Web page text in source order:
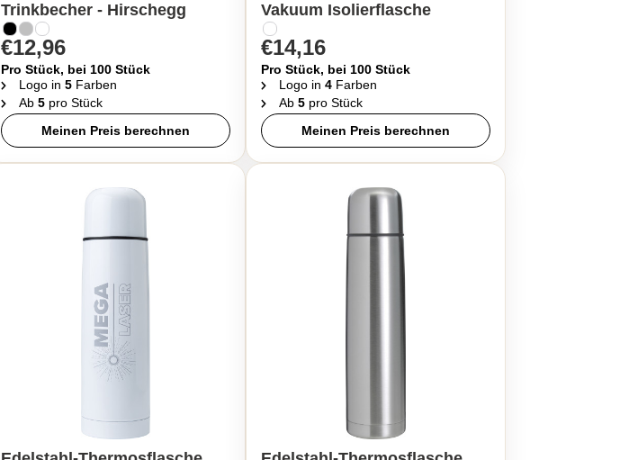
Trinkbecher - Hirschegg
€12,96
Pro Stück, bei 100 Stück
Logo in 5Farben
Ab 5pro Stück
Meinen Preis berechnen
Vakuum Isolierflasche
€14,16
Pro Stück, bei 100 Stück
Logo in 4Farben
Ab 5pro Stück
Meinen Preis berechnen